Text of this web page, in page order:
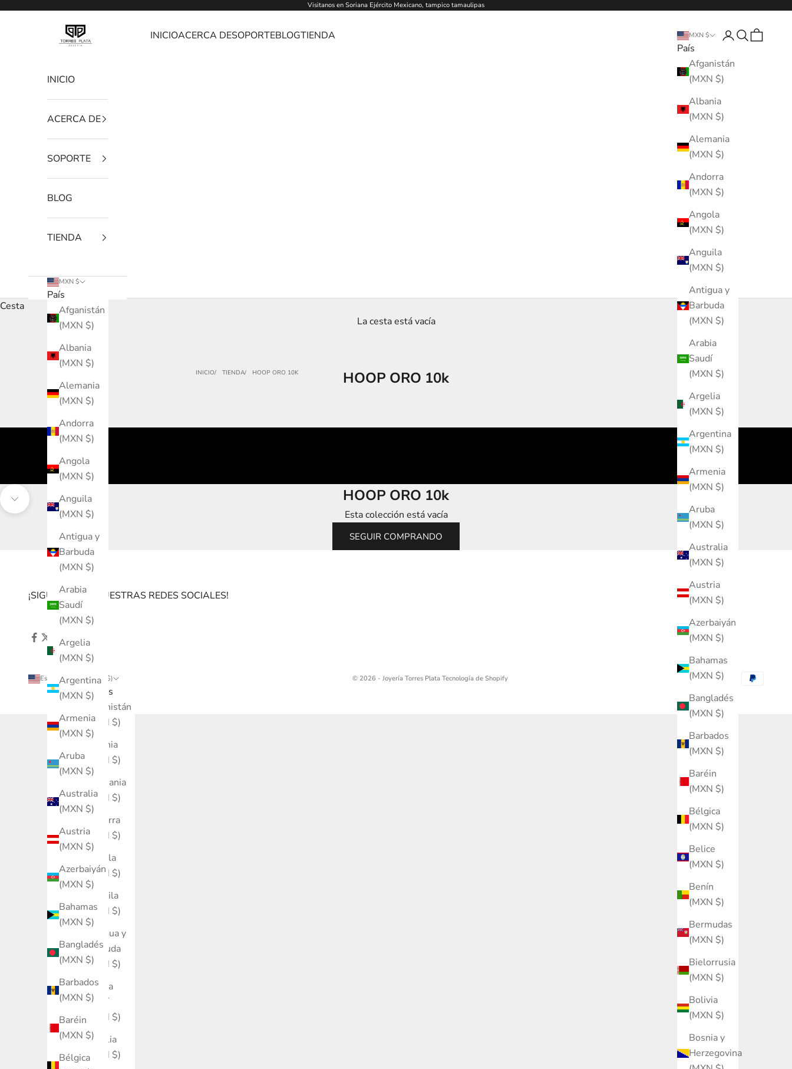
Visitanos en Soriana Ejército Mexicano, tampico tamaulipas
Joyería Torres Plata INICIOACERCA DESOPORTEBLOGTIENDA MXN $
País
Afganistán
(MXN $)
Albania
(MXN $)
Alemania
(MXN $)
Andorra
(MXN $)
Angola
(MXN $)
Anguila
(MXN $)
Antigua y
Barbuda
(MXN $)
Arabia
Saudí
(MXN $)
Argelia
(MXN $)
Argentina
(MXN $)
Armenia
(MXN $)
Aruba
(MXN $)
Australia
(MXN $)
Austria
(MXN $)
Azerbaiyán
(MXN $)
Bahamas
(MXN $)
Bangladés
(MXN $)
Barbados
(MXN $)
Baréin
(MXN $)
Bélgica
(MXN $)
Belice
(MXN $)
Benín
(MXN $)
Bermudas
(MXN $)
Bielorrusia
(MXN $)
Bolivia
(MXN $)
Bosnia y
Herzegovina
Abrir página de
AbrirAbrir
INICIO
ACERCA DE
SOPORTE
BLOG
TIENDA
MXN $
País
Afganistán
(MXN $)
Albania
(MXN $)
Alemania
(MXN $)
Andorra
(MXN $)
Angola
(MXN $)
Anguila
(MXN $)
Antigua y
Barbuda
(MXN $)
Arabia
Saudí
(MXN $)
Argelia
(MXN $)
Argentina
(MXN $)
Armenia
(MXN $)
Aruba
(MXN $)
Australia
(MXN $)
Austria
(MXN $)
Azerbaiyán
(MXN $)
Bahamas
(MXN $)
Bangladés
(MXN $)
Barbados
(MXN $)
Baréin
(MXN $)
Bélgica
Cesta
La cesta está vacía
INICIO TIENDA HOOP ORO 10K HOOP ORO 10k
Navegar a la siguiente sección
HOOP ORO 10k
Esta colección está vacía
SEGUIR COMPRANDO
¡SIGUENOS EN NUESTRAS REDES SOCIALES!
Estados Unidos (MXN $)
País
Afganistán
(MXN $)
Albania
(MXN $)
Alemania
(MXN $)
Andorra
(MXN $)
Angola
(MXN $)
Anguila
(MXN $)
Antigua y
Barbuda
(MXN $)
Arabia
Saudí
(MXN $)
Argelia
(MXN $)
© 2026 - Joyería Torres Plata Tecnología de Shopify